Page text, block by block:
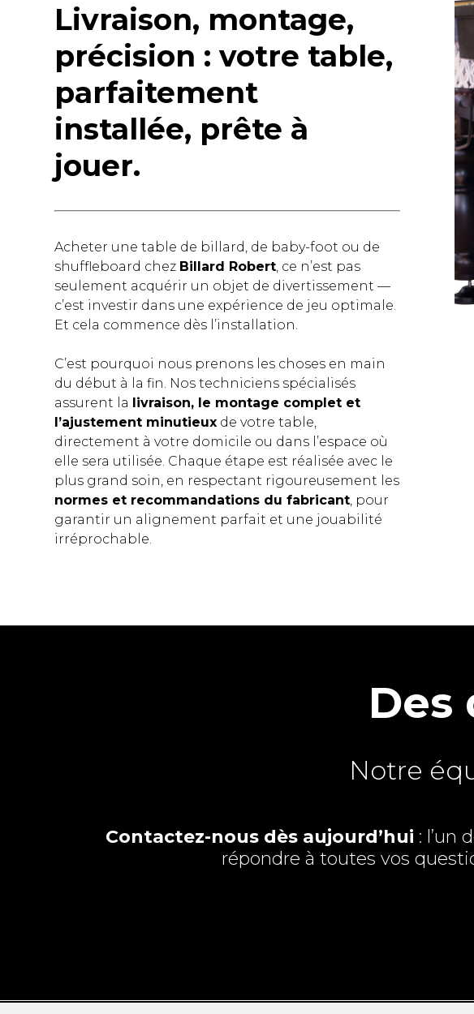
Livraison, montage,
précision : votre table,
parfaitement
installée, prête à
jouer.
Acheter une table de billard, de baby-foot ou de
shuffleboard chez Billard Robert , ce n’est pas
seulement acquérir un objet de divertissement —
c’est investir dans une expérience de jeu optimale.
Et cela commence dès l’installation.
C’est pourquoi nous prenons les choses en main
du début à la fin. Nos techniciens spécialisés
assurent la livraison, le montage complet et
l’ajustement minutieux de votre table,
directement à votre domicile ou dans l’espace où
elle sera utilisée. Chaque étape est réalisée avec le
plus grand soin, en respectant rigoureusement les
normes et recommandations du fabricant , pour
garantir un alignement parfait et une jouabilité
irréprochable.
Des
Notre
Contactez-nous dès aujourd’hui : l’un
répondre à toutes vos